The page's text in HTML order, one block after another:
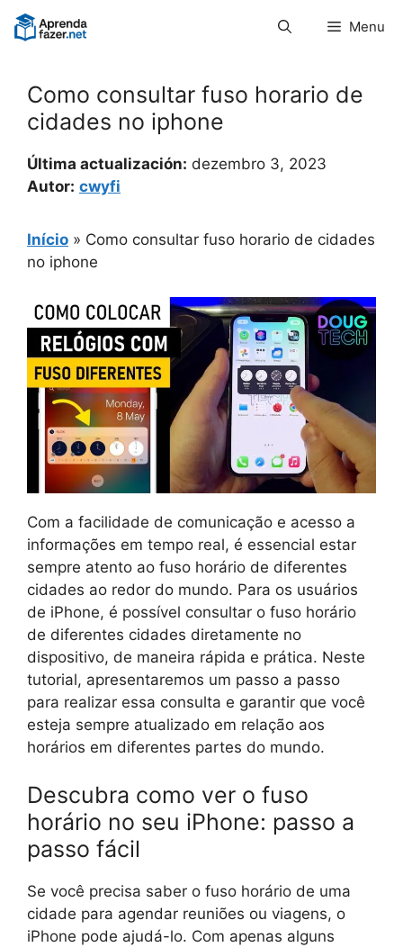
Pular
para
Menu
Como consultar fuso horario de
cidades no iphone
Última actualización: dezembro 3, 2023
Autor: cwyfi
Início » Como consultar fuso horario de cidades
no iphone
Com a facilidade de comunicação e acesso a
informações em tempo real, é essencial estar
sempre atento ao fuso horário de diferentes
cidades ao redor do mundo. Para os usuários
de iPhone, é possível consultar o fuso horário
de diferentes cidades diretamente no
dispositivo, de maneira rápida e prática. Neste
tutorial, apresentaremos um passo a passo
para realizar essa consulta e garantir que você
esteja sempre atualizado em relação aos
horários em diferentes partes do mundo.
Descubra como ver o fuso
horário no seu iPhone: passo a
passo fácil
Se você precisa saber o fuso horário de uma
cidade para agendar reuniões ou viagens, o
iPhone pode ajudá-lo. Com apenas alguns